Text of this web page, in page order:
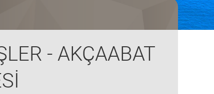
- AKÇAABAT